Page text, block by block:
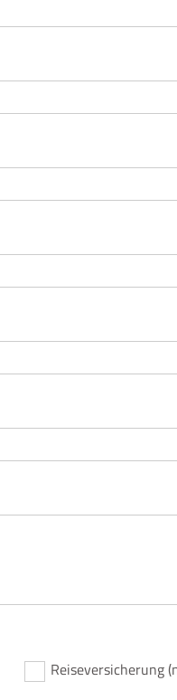
Reiseversicherung